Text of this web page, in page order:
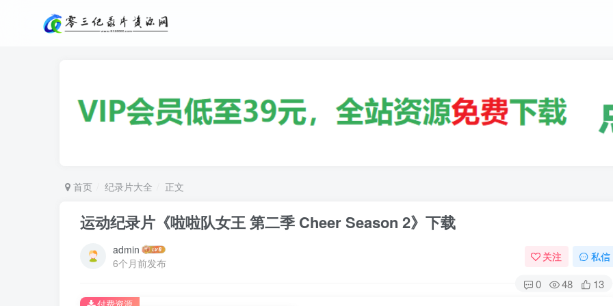
首页 纪录片大全 正文
运动纪录片《啦啦队女王 第二季 Cheer Season 2》下载
admin
6个月前发布
关注 私信
0 48 13